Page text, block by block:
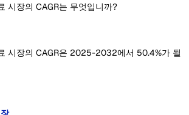
시장의 CAGR는 무엇입니까?
시장의 CAGR은 2025-2032에서 50.4%가 될